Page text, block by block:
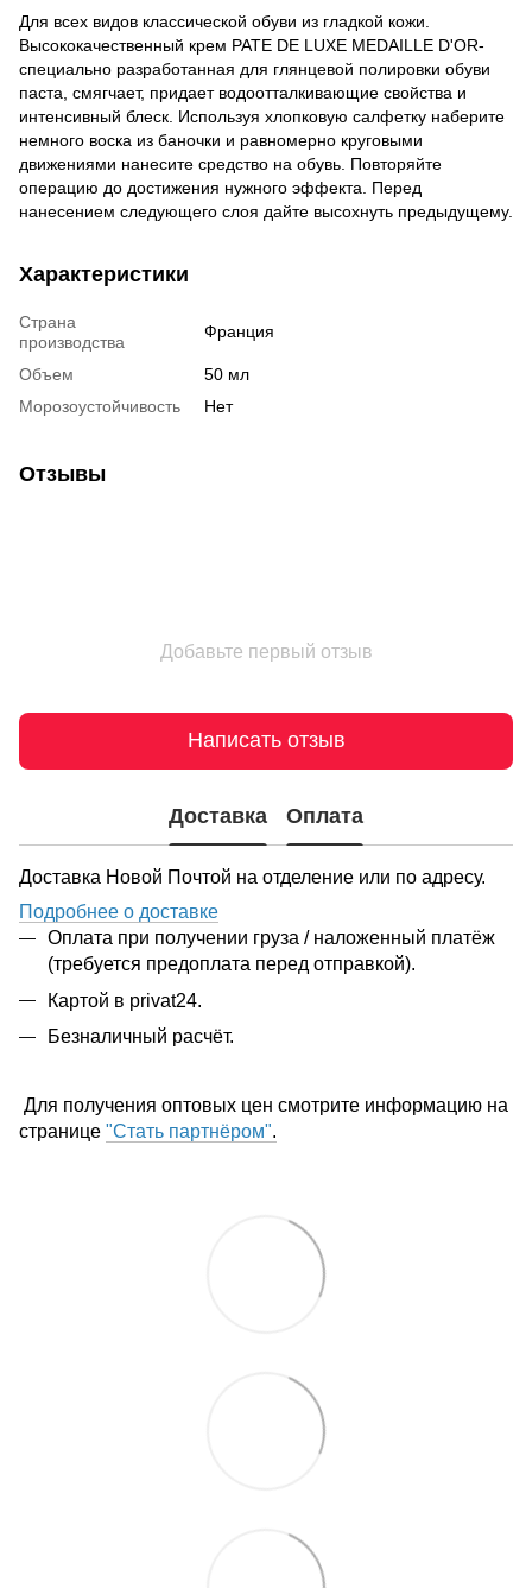
Для всех видов классической обуви из гладкой кожи.
Высококачественный крем PATE DE LUXE MEDAILLE D'OR-
специально разработанная для глянцевой полировки обуви
паста, смягчает, придает водоотталкивающие свойства и
интенсивный блеск. Используя хлопковую салфетку наберите
немного воска из баночки и равномерно круговыми
движениями нанесите средство на обувь. Повторяйте
операцию до достижения нужного эффекта. Перед
нанесением следующего слоя дайте высохнуть предыдущему.
Характеристики
Страна
производства
Франция
Объем
50 мл
Морозоустойчивость
Нет
Отзывы
Добавьте первый отзыв
Написать отзыв
Доставка Оплата
Доставка Новой Почтой на отделение или по адресу.
Подробнее о доставке
Оплата при получении груза / наложенный платёж
(требуется предоплата перед отправкой).
Картой в privat24.
Безналичный расчёт.
Для получения оптовых цен смотрите информацию на
странице "Стать партнёром".